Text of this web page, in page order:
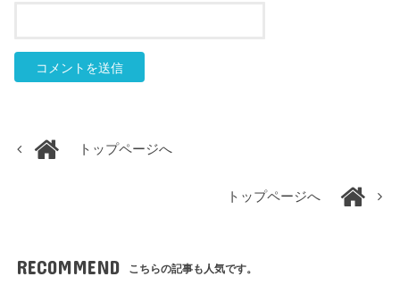
トップページへ
トップページへ
RECOMMEND こちらの記事も人気です。